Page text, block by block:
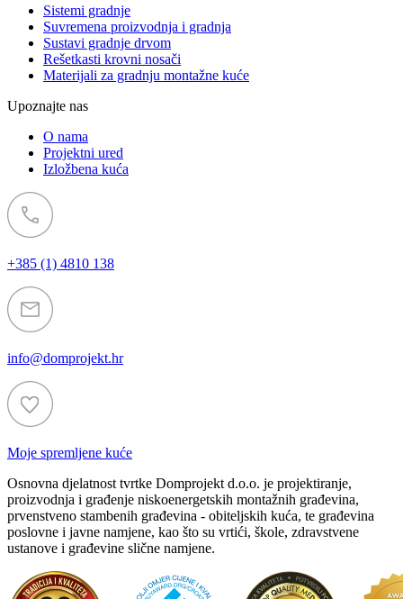
Sistemi gradnje
Suvremena proizvodnja i gradnja
Sustavi gradnje drvom
Rešetkasti krovni nosači
Materijali za gradnju montažne kuće
Upoznajte nas
O nama
Projektni ured
Izložbena kuća
+385 (1) 4810 138
info@domprojekt.hr
Moje spremljene kuće
Osnovna djelatnost tvrtke Domprojekt d.o.o. je projektiranje,
proizvodnja i građenje niskoenergetskih montažnih građevina,
prvenstveno stambenih građevina - obiteljskih kuća, te građevina
poslovne i javne namjene, kao što su vrtići, škole, zdravstvene
ustanove i građevine slične namjene.